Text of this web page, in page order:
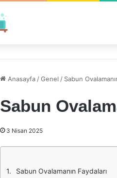
Anasayfa /Genel / Sabun
Sabun
3 Nisan 2025
Sabun Ovalamanın Faydaları